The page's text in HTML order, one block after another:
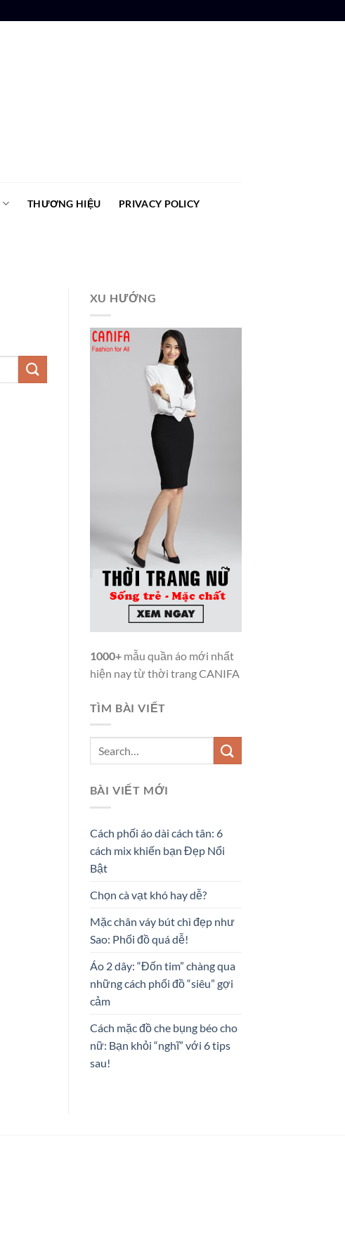
THƯƠNG HIỆU PRIVACY POLICY
XU HƯỚNG
1000+mẫu quần áo mới nhất
hiện nay từ thời trang CANIFA
TÌM BÀI VIẾT
BÀI VIẾT MỚI
Cách phối áo dài cách tân: 6
cách mix khiến bạn Đẹp Nổi
Bật
Chọn cà vạt khó hay dễ?
Mặc chân váy bút chì đẹp như
Sao: Phối đồ quá dễ!
Áo 2 dây: “Đốn tim” chàng qua
những cách phối đồ “siêu” gợi
cảm
Cách mặc đồ che bụng béo cho
nữ: Bạn khỏi “nghĩ” với 6 tips
sau!